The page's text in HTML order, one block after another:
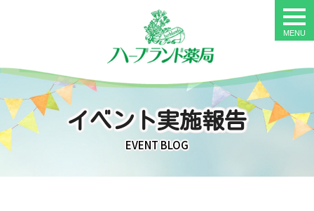
イベント実施報告
EVENT BLOG